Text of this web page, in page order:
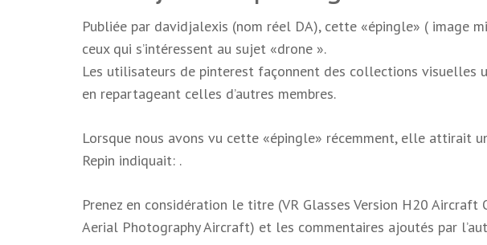
Publiée par davidjalexis (nom réel DA), cette «épingle» ( image
ceux qui s’intéressent au sujet «drone ».
Les utilisateurs de pinterest façonnent des collections visuelles
en repartageant celles d’autres membres.
Lorsque nous avons vu cette «épingle» récemment, elle attirait
Repin indiquait: .
Prenez en considération le titre (VR Glasses Version H20
Aerial Photography Aircraft) et les commentaires ajoutés par